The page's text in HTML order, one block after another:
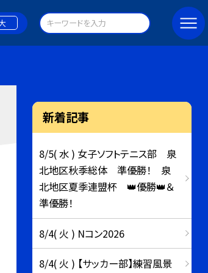
新着記事
8/5( 水 ) 女子ソフトテニス部 泉
北地区秋季総体 準優勝！ 泉
北地区夏季連盟杯 👑優勝👑＆
準優勝！
8/4( 火 ) Nコン2026
8/4( 火 ) 【サッカー部】練習風景